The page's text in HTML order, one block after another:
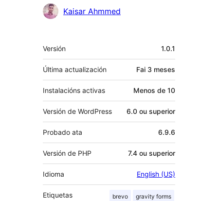
Kaisar Ahmmed
Meta
Versión 1.0.1
Última actualización Fai 3 meses
Instalacións activas Menos de 10
Versión de WordPress 6.0 ou superior
Probado ata 6.9.6
Versión de PHP 7.4 ou superior
Idioma English (US)
Etiquetas brevo gravity forms